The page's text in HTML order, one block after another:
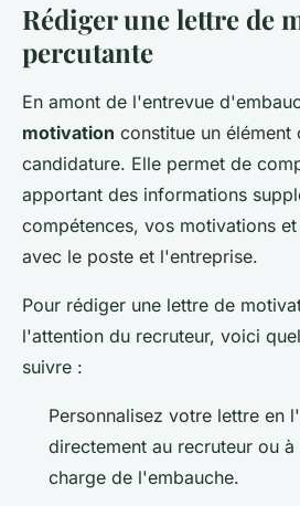
Rédiger une lettre de
percutante
En amont de l'entrevue
motivation constitue un élément
candidature. Elle permet de
apportant des informations
compétences, vos motivations
avec le poste et l'entreprise.
Pour rédiger une lettre de
l'attention du recruteur, voici
suivre :
Personnalisez votre lettre en
directement au recruteur ou
charge de l'embauche.